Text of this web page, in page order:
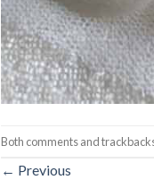
Both comments and
← Previous